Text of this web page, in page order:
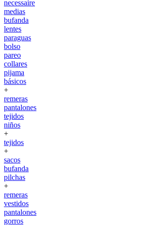
necessaire
medias
bufanda
lentes
paraguas
bolso
pareo
collares
pijama
básicos
+
remeras
pantalones
tejidos
niños
+
tejidos
+
sacos
bufanda
pilchas
+
remeras
vestidos
pantalones
gorros